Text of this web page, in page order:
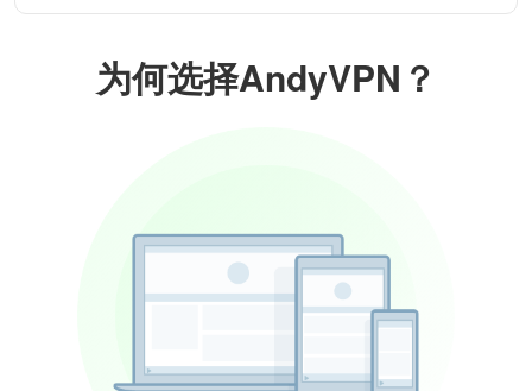
为何选择AndyVPN？